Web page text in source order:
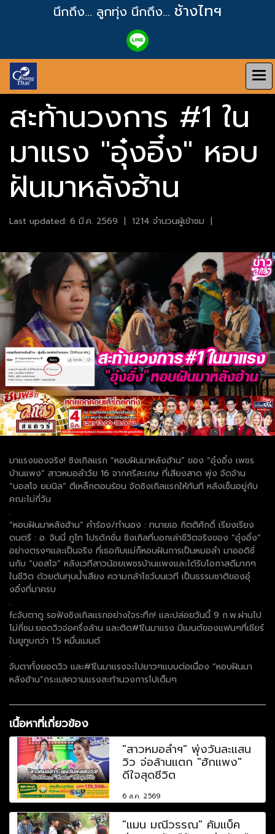
นึกถึง... ลูกทุ่ง นึกถึง... ช้างไทฯ
สะท้านวงการ #1 ใน
มาแรง "อุ๋งอิ๋ง" หอบ
ฝันมาหลังฮ้าน
Last updated: 6 มี.ค. 2569 | 1214 จำนวนผู้เข้าชม |
มาแรงของจริง! ซิงเกิลแรก “หอบฝันมาหลังฮ้าน” ของ “อุ๋งอิ๋ง เพชร
บ้านแพง” สาวหมอลำวัย 16 จากศรีสะเกษ ที่เสียงสาด พุ่ง จัดจ้าน
“บอสโจ ยมนิล” ตีเหล็กตอนร้อน จัดซิงเกิลแรกให้ทันที หลังเซ็นอยู่กับ
คณะไม่กี่วัน
.
“หอบฝันมาหลังฮ้าน” คำร้อง/ทำนอง : ทนายเอ กิตติศักดิ์ เรียงเรียง
ดนตรี : อ. จินนี่ ภูไท โปรดักชั่น ซิงเกิลที่บอกเล่าชีวิตจริงของ “อุ๋งอิ๋ง”
อย่างตรงๆและเป็นจริง ที่เธอกับแม่ก็หอบฝันการเป็นหมอลำ มาออดิชั่
นกับ “บอสโจ” หลังเวทีสาวน้อยเพชรบ้านแพงและได้รับโอกาสดีมากๆ
ในชีวิต ด้วยต้นทุนน้ำเสียง ความกล้าโชว์บนเวที เป็นธรรมชาติของอุ๋
งอิ๋งที่มาครบ
.
fcจับตาดู รอฟังซิงเกิลแรกอย่างใจระทึก! และปล่อยวันนี้ 9 ก.พ.ผ่านไป
ไม่กี่ชม.ยอดวิวจ่อครึ่งล้าน และติด#1ในมาแรง มีเมนต์ของแฟนๆที่เชียร์
ในยูทูบกว่า 1.5 หมื่นเมนต์
.
จับตาทั้งยอดวิว และ#1ในมาแรงจะไปยาวๆแบบต่อเนื่อง “หอบฝันมา
หลังฮ้าน”กระแสความแรงสะท้านวงการไปเต็มๆ
เนื้อหาที่เกี่ยวข้อง
"สาวหมอลำฯ" พุ่งวันละแสน
วิว จ่อล้านแตก "ฮักแพง"
ดีใจสุดชีวิต
6 ส.ค. 2569
"แมน มณีวรรณ" คัมแบ็ค